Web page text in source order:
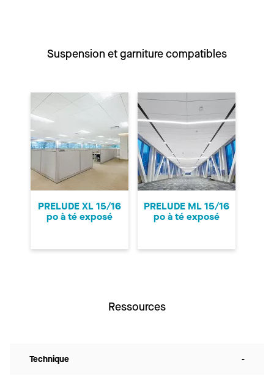
Suspension et garniture compatibles
PRELUDE XL 15/16
po à té exposé
PRELUDE ML 15/16
po à té exposé
Ressources
Technique -